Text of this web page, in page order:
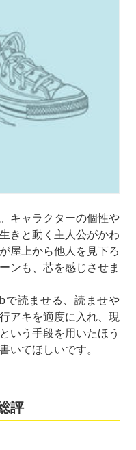
キャラクターの個性や
きと動く主人公がかわ
屋上から他人を見下ろ
ンも、芯を感じさせま
で読ませる、読ませや
アキを適度に入れ、現
いう手段を用いたほう
いてほしいです。
評